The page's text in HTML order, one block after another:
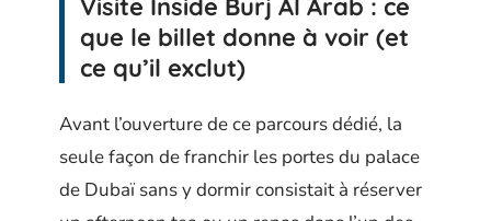
Visite Inside Burj Al Arab : ce
que le billet donne à voir (et
ce qu’il exclut)
Avant l’ouverture de ce parcours dédié, la
seule façon de franchir les portes du palace
de Dubaï sans y dormir consistait à réserver